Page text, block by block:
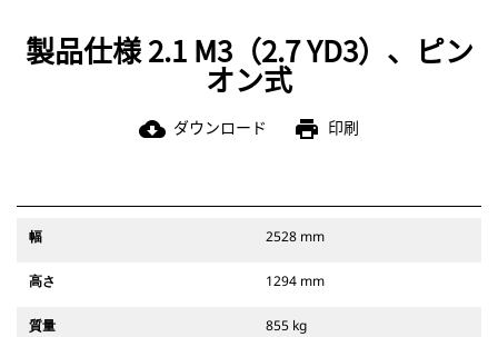
製品仕様 2.1 M3（2.7 YD3）、ピン
オン式
cloud_download ダウンロード print 印刷
幅 2528 mm
高さ 1294 mm
質量 855 kg